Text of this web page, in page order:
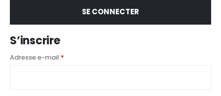
SE CONNECTER
S’inscrire
Adresse e-mail *